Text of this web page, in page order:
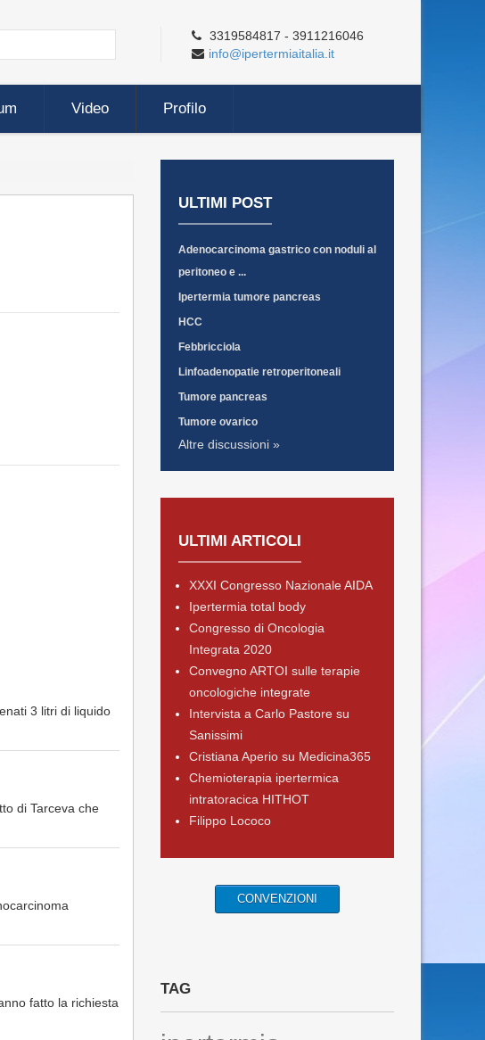
3319584817 - 3911216046
info@ipertermiaitalia.it
Video Profilo
3 litri di liquido
di Tarceva che
fatto la richiesta
ULTIMI POST
Adenocarcinoma gastrico con noduli al
peritoneo e ...
Ipertermia tumore pancreas
HCC
Febbricciola
Linfoadenopatie retroperitoneali
Tumore pancreas
Tumore ovarico
Altre discussioni »
ULTIMI ARTICOLI
XXXI Congresso Nazionale AIDA
Ipertermia total body
Congresso di Oncologia
Integrata 2020
Convegno ARTOI sulle terapie
oncologiche integrate
Intervista a Carlo Pastore su
Sanissimi
Cristiana Aperio su Medicina365
Chemioterapia ipertermica
intratoracica HITHOT
Filippo Lococo
CONVENZIONI
TAG